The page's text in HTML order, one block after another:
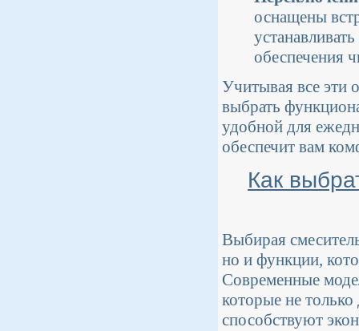
оснащены
обеспечения
Учитывая все эти
выбрать
удобной для
обеспечит вам
Как
Выбирая
но и функции,
Современные
которые не
способствуют